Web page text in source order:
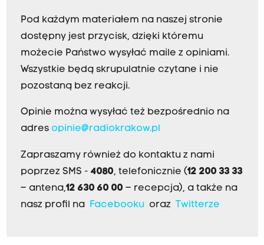
Pod każdym materiałem na naszej stronie
dostępny jest przycisk, dzięki któremu
możecie Państwo wysyłać maile z opiniami.
Wszystkie będą skrupulatnie czytane i nie
pozostaną bez reakcji.
Opinie można wysyłać też bezpośrednio na
adres opinie@radiokrakow.pl
Zapraszamy również do kontaktu z nami
poprzez SMS - 4080, telefonicznie (12 200 33 33
– antena,12 630 60 00 – recepcja), a także na
nasz profil na
Facebookuoraz Twitterze